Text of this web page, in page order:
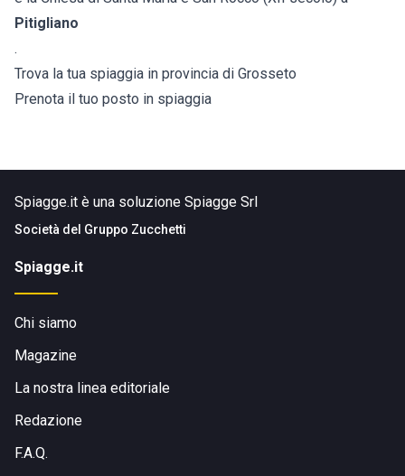
Pitigliano
.
Trova la tua spiaggia in provincia di Grosseto
Prenota il tuo posto in spiaggia
Spiagge.it è una soluzione Spiagge Srl
Società del Gruppo Zucchetti
Spiagge.it
Chi siamo
Magazine
La nostra linea editoriale
Redazione
F.A.Q.